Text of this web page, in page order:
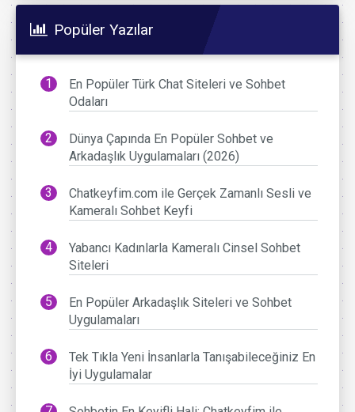
Popüler Yazılar
En Popüler Türk Chat Siteleri ve Sohbet
Odaları
Dünya Çapında En Popüler Sohbet ve
Arkadaşlık Uygulamaları (2026)
Chatkeyfim.com ile Gerçek Zamanlı Sesli ve
Kameralı Sohbet Keyfi
Yabancı Kadınlarla Kameralı Cinsel Sohbet
Siteleri
En Popüler Arkadaşlık Siteleri ve Sohbet
Uygulamaları
Tek Tıkla Yeni İnsanlarla Tanışabileceğiniz En
İyi Uygulamalar